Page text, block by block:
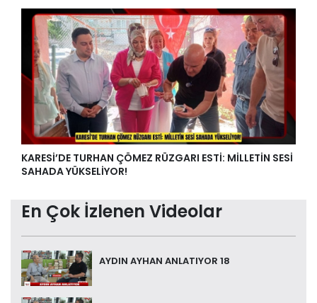
KARESİ’DE TURHAN ÇÖMEZ RÜZGARI ESTİ: MİLLETİN SESİ
SAHADA YÜKSELİYOR!
En Çok İzlenen Videolar
AYDIN AYHAN ANLATIYOR 18